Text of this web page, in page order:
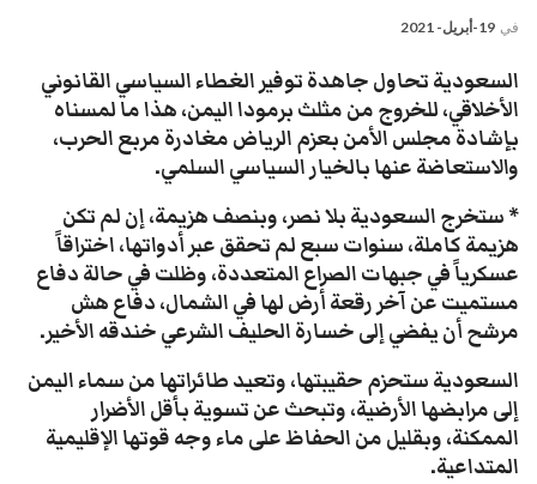
في 19-أبريل- 2021
السعودية تحاول جاهدة توفير الغطاء السياسي القانوني
الأخلاقي، للخروج من مثلث برمودا اليمن، هذا ما لمسناه
بإشادة مجلس الأمن بعزم الرياض مغادرة مربع الحرب،
والاستعاضة عنها بالخيار السياسي السلمي.
* ستخرج السعودية بلا نصر، وبنصف هزيمة، إن لم تكن
هزيمة كاملة، سنوات سبع لم تحقق عبر أدواتها، اختراقاً
عسكرياً في جبهات الصراع المتعددة، وظلت في حالة دفاع
مستميت عن آخر رقعة أرض لها في الشمال، دفاع هش
مرشح أن يفضي إلى خسارة الحليف الشرعي خندقه الأخير.
السعودية ستحزم حقيبتها، وتعيد طائراتها من سماء اليمن
إلى مرابضها الأرضية، وتبحث عن تسوية بأقل الأضرار
الممكنة، وبقليل من الحفاظ على ماء وجه قوتها الإقليمية
المتداعية.